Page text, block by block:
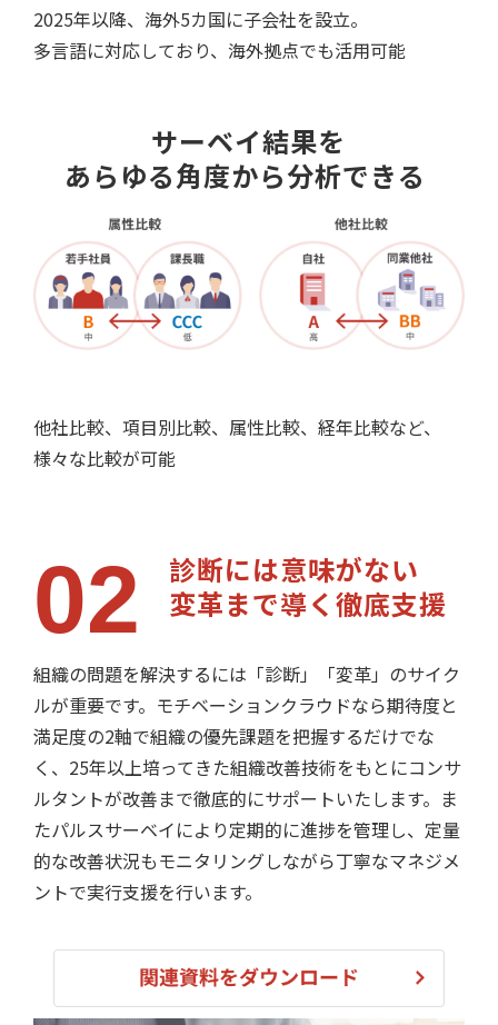
2025年以降、海外5カ国に子会社を設立。
多言語に対応しており、海外拠点でも活用可能
サーベイ結果を
あらゆる角度から分析できる
他社比較、項目別比較、属性比較、経年比較など、
様々な比較が可能
02
診断には意味がない
変革まで導く徹底支援
組織の問題を解決するには「診断」「変革」のサイク
ルが重要です。モチベーションクラウドなら期待度と
満足度の2軸で組織の優先課題を把握するだけでな
く、25年以上培ってきた組織改善技術をもとにコンサ
ルタントが改善まで徹底的にサポートいたします。ま
たパルスサーベイにより定期的に進捗を管理し、定量
的な改善状況もモニタリングしながら丁寧なマネジメ
ントで実行支援を行います。